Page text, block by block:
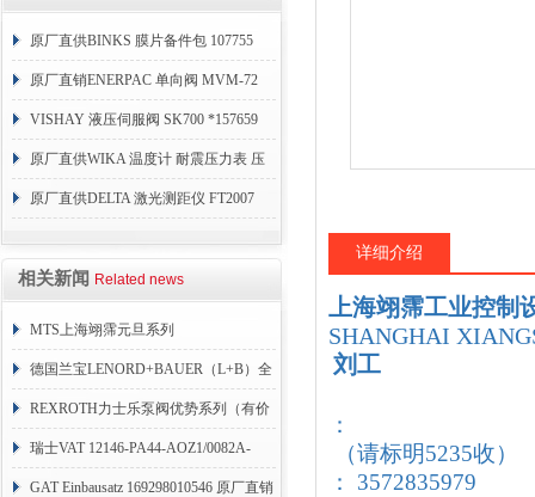
原厂直供BINKS 膜片备件包 107755
原厂直销ENERPAC 单向阀 MVM-72
VISHAY 液压伺服阀 SK700 *157659
原厂直供WIKA 温度计 耐震压力表 压
力开关 变送器
原厂直供DELTA 激光测距仪 FT2007
相关新闻 Related news
MTS上海翊霈元旦系列
RHM3050MR081A01
德国兰宝LENORD+BAUER（L+B）全
系列编码器
REXROTH力士乐泵阀优势系列（有价
目表）
瑞士VAT 12146-PA44-AOZ1/0082A-
1173938
GAT Einbausatz 169298010546 原厂直销
详细介绍
上海翊霈工业控制
SHANGHAI
刘工
：
（请标明5235收）
： 3572835979